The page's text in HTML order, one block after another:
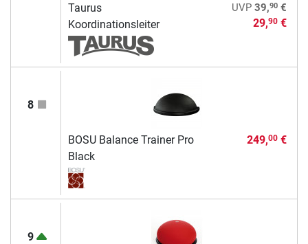
Taurus
Koordinationsleiter
UVP 39,90€
29,90€
8
BOSU Balance Trainer Pro
Black
249,00€
9